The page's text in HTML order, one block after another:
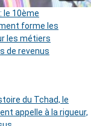
le 10ème
forme les
les métiers
de revenus
du Tchad, le
appelle à la rigueur,